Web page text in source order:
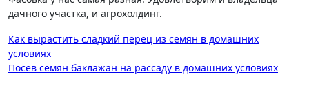
дачного участка, и агрохолдинг.
Навигация
по
Как вырастить сладкий перец из семян в домашних
условиях
Посев семян баклажан на рассаду в домашних условиях